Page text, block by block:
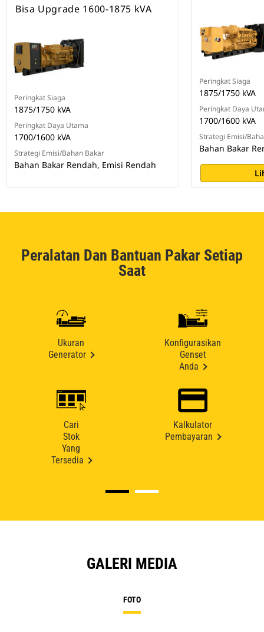
Bisa Upgrade 1600-1875 kVA
Peringkat Siaga
1875/1750 kVA
Peringkat Daya Utama
1700/1600 kVA
Strategi Emisi/Bahan Bakar
Bahan Bakar Rendah, Emisi Rendah
Peringkat Siaga
1875/1750 kVA
Peringkat Daya
1700/1600 kVA
Strategi Emisi/
Bahan Bakar
Peralatan Dan Bantuan Pakar Setiap
Saat
Ukuran
Generator
Konfigurasikan
Genset
Anda
Cari
Stok
Yang
Tersedia
Kalkulator
Pembayaran
GALERI MEDIA
FOTO